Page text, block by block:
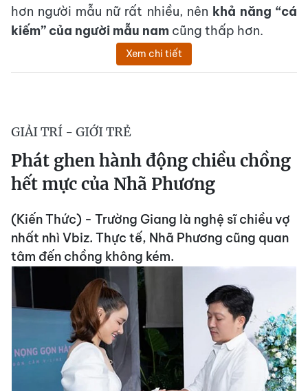
hơn người mẫu nữ rất nhiều, nên khả năng “cá
kiếm” của người mẫu nam cũng thấp hơn.
Xem chi tiết
GIẢI TRÍ - GIỚI TRẺ
Phát ghen hành động chiều chồng
hết mực của Nhã Phương
(Kiến Thức) - Trường Giang là nghệ sĩ chiều vợ
nhất nhì Vbiz. Thực tế, Nhã Phương cũng quan
tâm đến chồng không kém.